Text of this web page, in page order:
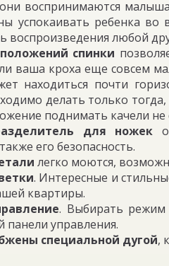
воспринимаются
успокаивать ребенка
воспроизведения любой
спинки
ваша кроха еще совсем
находиться почти
делать только
поднимать качели
для ножек
его безопасность.
легко моются,
. Интересные и
квартиры.
. Выбирать режим
панели управления.
специальной дугой,